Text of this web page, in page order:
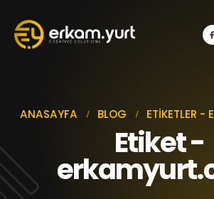
ANASAYFA BLOG ETIKETLER -
Etiket -